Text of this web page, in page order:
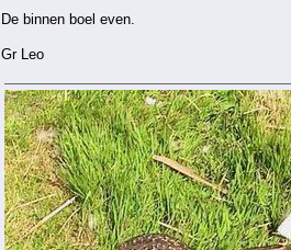
De binnen boel even.
Gr Leo